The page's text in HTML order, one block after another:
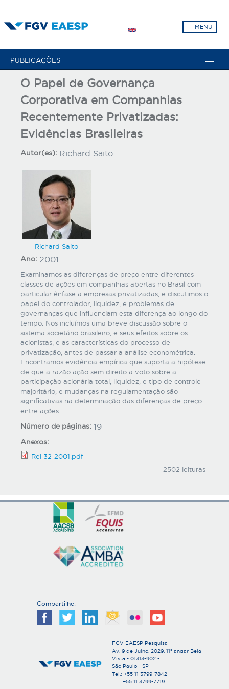
para
MENU
PUBLICAÇÕES
O Papel de Governança
Corporativa em Companhias
Recentemente Privatizadas:
Evidências Brasileiras
Autor(es): Richard Saito
Richard Saito
Ano: 2001
Examinamos as diferenças de preço entre diferentes
classes de ações em companhias abertas no Brasil com
particular ênfase a empresas privatizadas, e discutimos o
papel do controlador, liquidez, e problemas de
governanças que influenciam esta diferença ao longo do
tempo. Nos incluímos uma breve discussão sobre o
sistema societário brasileiro, e seus efeitos sobre os
acionistas, e as características do processo de
privatização, antes de passar a análise econométrica.
Encontramos evidência empírica que suporta a hipótese
de que a razão ação sem direito a voto sobre a
participação acionária total, liquidez, e tipo de controle
majoritário, e mudanças na regulamentação são
significativas na determinação das diferenças de preço
entre ações.
Número de páginas: 19
Anexos:
Rel 32-2001.pdf
2502 leituras
Compartilhe:
FGV EAESP Pesquisa
Av. 9 de Julho, 2029, 11º andar Bela
Vista - 01313-902 -
São Paulo - SP
Tel.: +55 11 3799-7842
+55 11 3799-7719